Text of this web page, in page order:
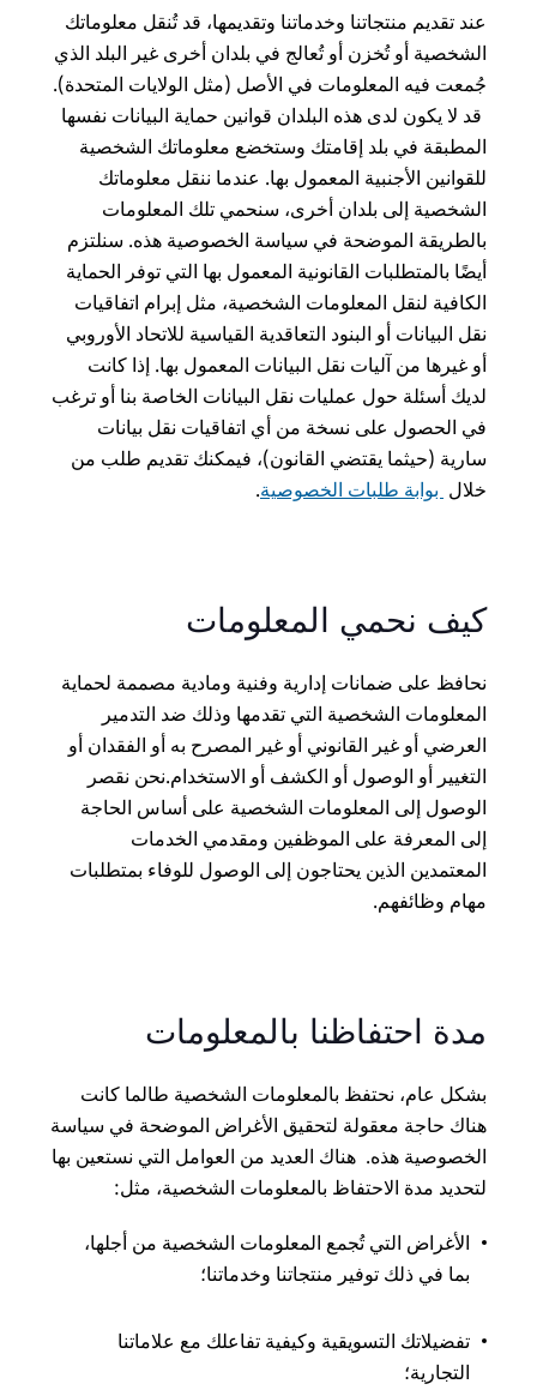
عند تقديم منتجاتنا وخدماتنا وتقديمها، قد تُنقل معلوماتك
الشخصية أو تُخزن أو تُعالج في بلدان أخرى غير البلد الذي
جُمعت فيه المعلومات في الأصل (مثل الولايات المتحدة).
قد لا يكون لدى هذه البلدان قوانين حماية البيانات نفسها
المطبقة في بلد إقامتك وستخضع معلوماتك الشخصية
للقوانين الأجنبية المعمول بها. عندما ننقل معلوماتك
الشخصية إلى بلدان أخرى، سنحمي تلك المعلومات
بالطريقة الموضحة في سياسة الخصوصية هذه. سنلتزم
أيضًا بالمتطلبات القانونية المعمول بها التي توفر الحماية
الكافية لنقل المعلومات الشخصية، مثل إبرام اتفاقيات
نقل البيانات أو البنود التعاقدية القياسية للاتحاد الأوروبي
أو غيرها من آليات نقل البيانات المعمول بها. إذا كانت
لديك أسئلة حول عمليات نقل البيانات الخاصة بنا أو ترغب
في الحصول على نسخة من أي اتفاقيات نقل بيانات
سارية (حيثما يقتضي القانون)، فيمكنك تقديم طلب من
خلال بوابة طلبات الخصوصية.
كيف نحمي المعلومات
نحافظ على ضمانات إدارية وفنية ومادية مصممة لحماية
المعلومات الشخصية التي تقدمها وذلك ضد التدمير
العرضي أو غير القانوني أو غير المصرح به أو الفقدان أو
التغيير أو الوصول أو الكشف أو الاستخدام.نحن نقصر
الوصول إلى المعلومات الشخصية على أساس الحاجة
إلى المعرفة على الموظفين ومقدمي الخدمات
المعتمدين الذين يحتاجون إلى الوصول للوفاء بمتطلبات
مهام وظائفهم.
مدة احتفاظنا بالمعلومات
بشكل عام، نحتفظ بالمعلومات الشخصية طالما كانت
هناك حاجة معقولة لتحقيق الأغراض الموضحة في سياسة
الخصوصية هذه. هناك العديد من العوامل التي نستعين بها
لتحديد مدة الاحتفاظ بالمعلومات الشخصية، مثل:
الأغراض التي تُجمع المعلومات الشخصية من أجلها،
بما في ذلك توفير منتجاتنا وخدماتنا؛
تفضيلاتك التسويقية وكيفية تفاعلك مع علاماتنا
التجارية؛